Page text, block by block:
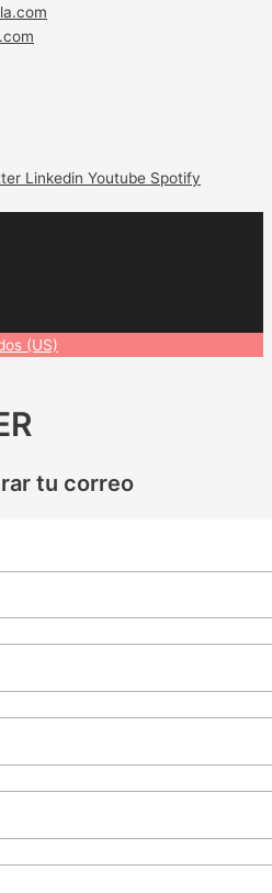
Linkedin Youtube Spotify
(US)
tu correo